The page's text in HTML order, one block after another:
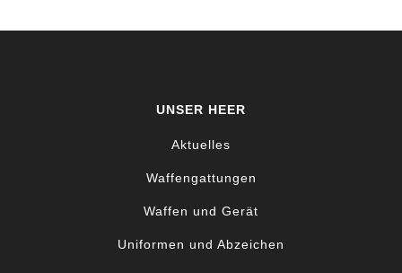
UNSER HEER
Aktuelles
Waffengattungen
Waffen und Gerät
Uniformen und Abzeichen